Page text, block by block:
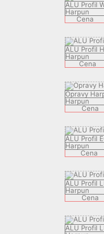
ALU Profil
Harpun
Cena
ALU Profil
Harpun
Cena
Opravy
Harpun
Cena
ALU Profil
Harpun
Cena
ALU Profil
Harpun
Cena
ALU Profil